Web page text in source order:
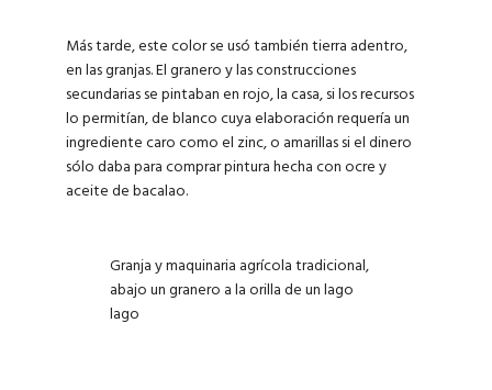
Más tarde, este color se usó también tierra adentro,
en las granjas. El granero y las construcciones
secundarias se pintaban en rojo, la casa, si los recursos
lo permitían, de blanco cuya elaboración requería un
ingrediente caro como el zinc, o amarillas si el dinero
sólo daba para comprar pintura hecha con ocre y
aceite de bacalao.
Granja y maquinaria agrícola tradicional,
abajo un granero a la orilla de un lago
lago